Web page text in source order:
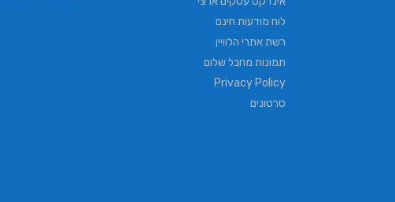
לוח מודעות חינם
רשת אתרי הלוויין
תמונות מחבל שלום
Privacy Policy
סרטונים